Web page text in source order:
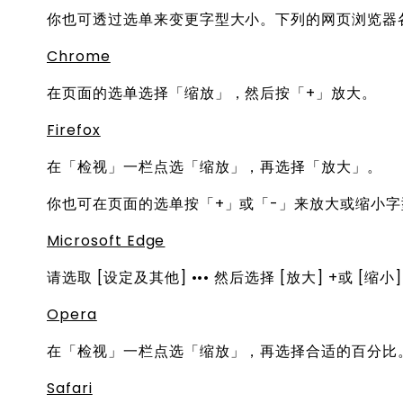
你也可透过选单来变更字型大小。下列的网页浏览器
Chrome
在页面的选单选择「缩放」，然后按「+」放大。
Firefox
在「检视」一栏点选「缩放」，再选择「放大」。
你也可在页面的选单按「+」或「-」来放大或缩小字
Microsoft Edge
请选取 [设定及其他] ••• 然后选择 [放大] +或 [缩小
Opera
在「检视」一栏点选「缩放」，再选择合适的百分比。
Safari